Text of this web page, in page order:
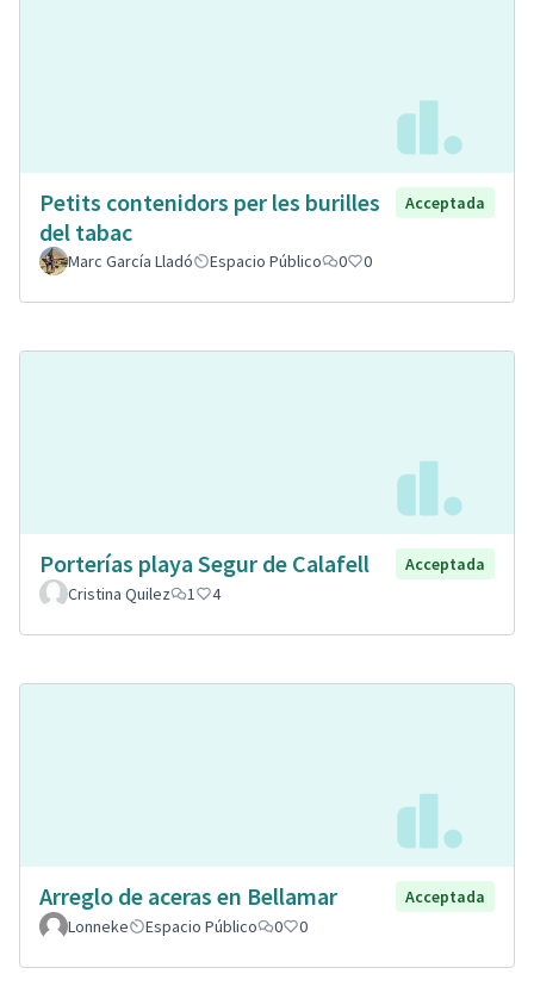
Petits contenidors per les burilles
del tabac
Acceptada
Marc García Lladó Espacio Público 0 0
Porterías playa Segur de Calafell
Acceptada
Cristina Quilez
1 4
Arreglo de aceras en Bellamar
Acceptada
Lonneke
Espacio Público 0 0